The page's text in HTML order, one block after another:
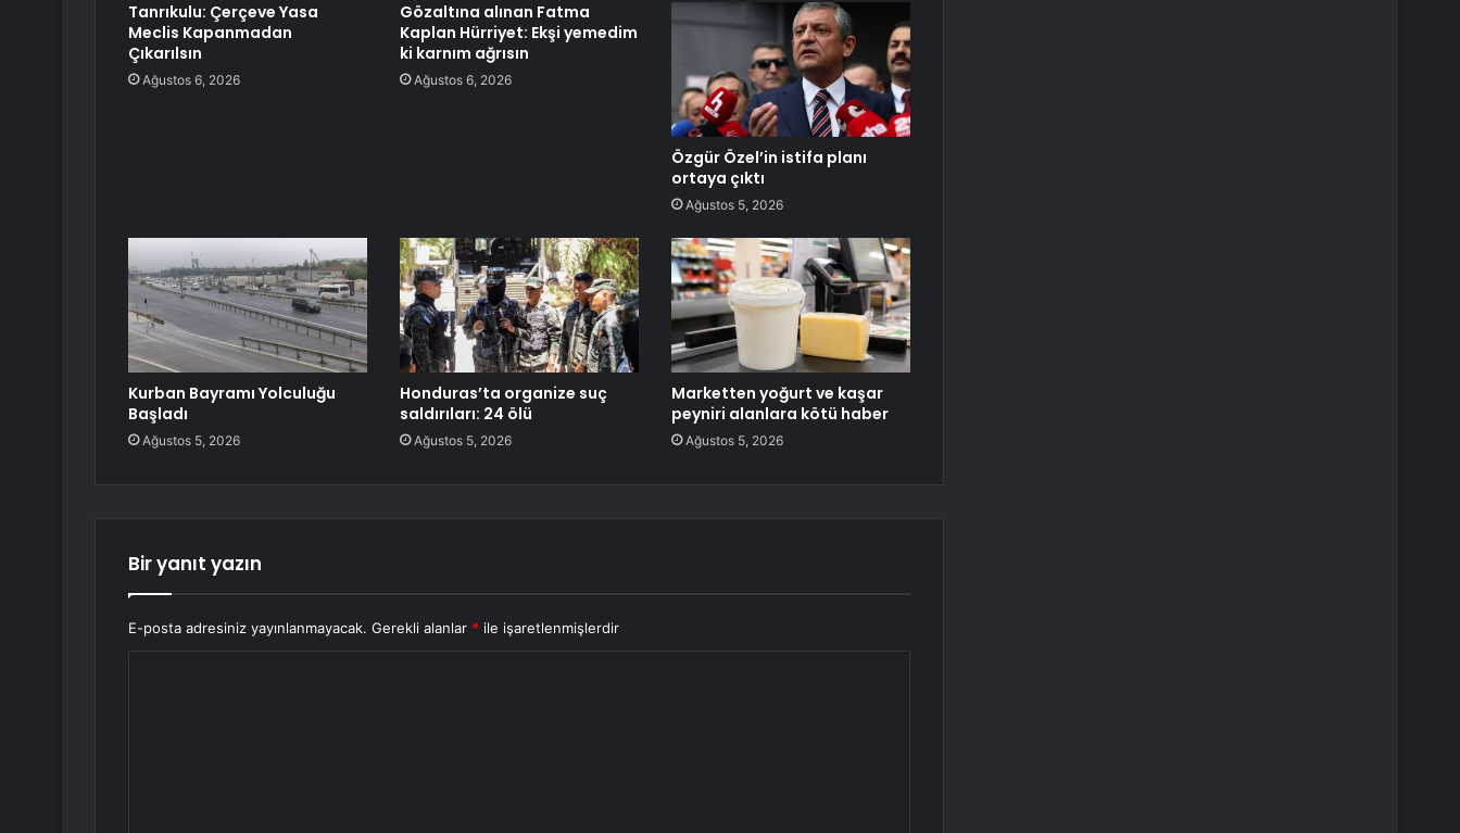
Tanrıkulu: Çerçeve Yasa
Meclis Kapanmadan
Çıkarılsın
Ağustos 6, 2026
Gözaltına alınan Fatma
Kaplan Hürriyet: Ekşi yemedim
ki karnım ağrısın
Ağustos 6, 2026
Özgür Özel’in istifa planı
ortaya çıktı
Ağustos 5, 2026
Kurban Bayramı Yolculuğu
Başladı
Ağustos 5, 2026
Honduras’ta organize suç
saldırıları: 24 ölü
Ağustos 5, 2026
Marketten yoğurt ve kaşar
peyniri alanlara kötü haber
Ağustos 5, 2026
Bir yanıt yazın
E-posta adresiniz yayınlanmayacak. Gerekli alanlar * ile işaretlenmişlerdir